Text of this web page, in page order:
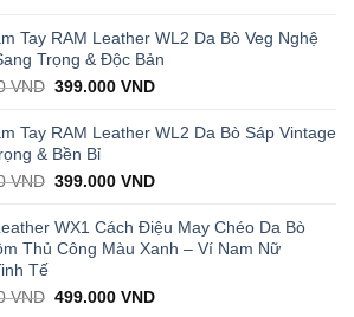
was:
1.000.000 VND.
is:
429.000 VND.
Tay RAM Leather WL2 Da Bò Veg Nghệ
Trọng & Độc Bản
VND Original
was:
1.000.000 VND.
399.000VNDCurrent
is:
Tay RAM Leather WL2 Da Bò Sáp Vintage
& Bền Bỉ
VND Original
was:
1.000.000 VND.
399.000VNDCurrent
is:
399.000 VND.
WX1 Cách Điệu May Chéo Da Bò
Thủ Công Màu Xanh – Ví Nam Nữ
Tế
VND Original
499.000VNDCurrent